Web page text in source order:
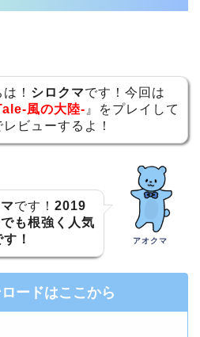
！ シロクマです！今回は
風の大陸- 』をプレイして
ビューするよ！
です！ 2019
も根強く人気
！
アオクマ
ードはここから